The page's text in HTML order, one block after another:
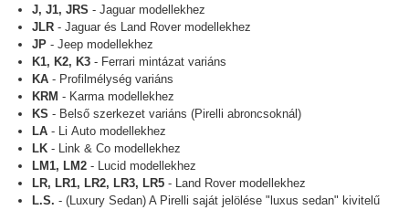
J, J1, JRS - Jaguar modellekhez
JLR - Jaguar és Land Rover modellekhez
JP - Jeep modellekhez
K1, K2, K3 - Ferrari mintázat variáns
KA - Profilmélység variáns
KRM - Karma modellekhez
KS - Belső szerkezet variáns (Pirelli abroncsoknál)
LA - Li Auto modellekhez
LK - Link & Co modellekhez
LM1, LM2 - Lucid modellekhez
LR, LR1, LR2, LR3, LR5 - Land Rover modellekhez
L.S. - (Luxury Sedan) A Pirelli saját jelölése "luxus sedan" kivitelű